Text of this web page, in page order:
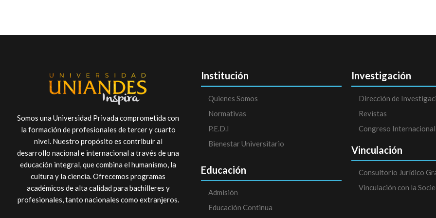
Somos una Universidad Privada comprometida con
la formación de profesionales de tercer y cuarto
nivel. Nuestro propósito es contribuir al
desarrollo nacional e internacional a través de una
educación integral, que combina el humanismo, la
cultura y la ciencia. Ofrecemos programas
académicos de alta calidad para bachilleres y
profesionales, tanto nacionales como extranjeros.
Institución
Quienes Somos
Normativas
P.E.D.I
Bienestar Universitario
Educación
Admisión
Educación Continua
Investigación
Dirección de
Revistas
Congreso Internacional
Vinculación
Consultorio Jurídico
Vinculación con la